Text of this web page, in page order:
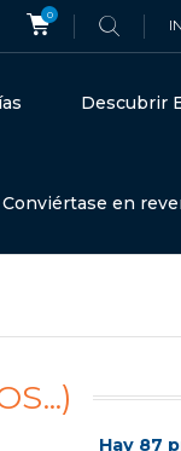
0
Descubrir
Conviértase en
Hay 87